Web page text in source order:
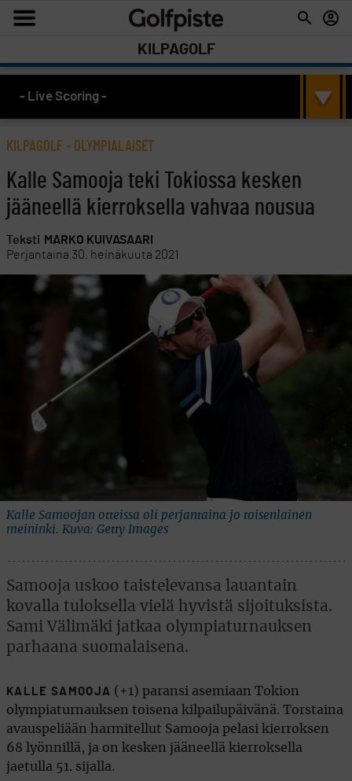
KILPAGOLF
- Live Scoring -
KILPAGOLF - OLYMPIALAISET
Kalle Samooja teki Tokiossa kesken
jääneellä kierroksella vahvaa nousua
Teksti MARKO KUIVASAARI
Perjantaina 30. heinäkuuta 2021
Kalle Samoojan otteissa oli perjantaina jo toisenlainen
meininki. Kuva: Getty Images
Samooja uskoo taistelevansa lauantain
kovalla tuloksella vielä hyvistä sijoituksista.
Sami Välimäki jatkaa olympiaturnauksen
parhaana suomalaisena.
KALLE SAMOOJA (+1) paransi asemiaan Tokion
olympiaturnauksen toisena kilpailupäivänä. Torstaina
avauspeliään harmitellut Samooja pelasi kierroksen
68 lyönnillä, ja on kesken jääneellä kierroksella
jaetulla 51. sijalla.